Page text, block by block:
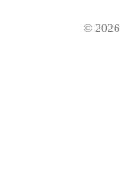
© 2026